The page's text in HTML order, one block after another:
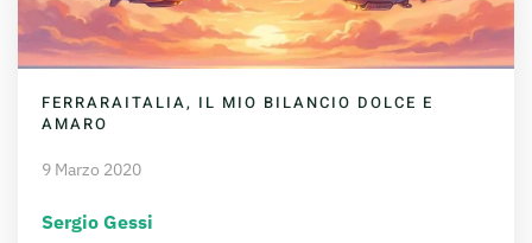
FERRARAITALIA, IL MIO BILANCIO DOLCE E
AMARO
9 Marzo 2020
Sergio Gessi